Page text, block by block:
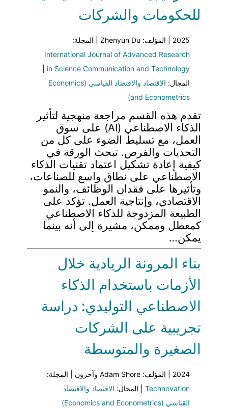
للحكومات والشركات
2025 | المؤلف: Zhenyun Du | المجلة:
International Journal of Advanced Research
in Science Communication and Technology
المجال:
الاقتصاد والاقتصاد القياسي (Economics
and Econometrics)
تقدم هذه القسم مراجعة منهجية لتأثير
الذكاء الاصطناعي (AI) على سوق
العمل، مع تسليط الضوء على كل من
التحديات والفرص. تبحث الورقة في
كيفية إعادة تشكيل اعتماد تقنيات الذكاء
الاصطناعي على نطاق واسع للصناعات،
وتأثيرها على فقدان الوظائف، والنمو
الاقتصادي، وإنتاجية العمل. تؤكد على
الطبيعة المزدوجة للذكاء الاصطناعي
كمعطل وممكن، مشيرة إلى أنه بينما
يمكن…
بناء المرونة الريادية خلال
الأزمات باستخدام الذكاء
الاصطناعي التوليدي: دراسة
تجريبية على الشركات
الصغيرة والمتوسطة
2024 | المؤلف: Adam Shore وآخرون | المجلة:
Technovation | المجال: الاقتصاد والاقتصاد
القياسي (Economics and Econometrics)